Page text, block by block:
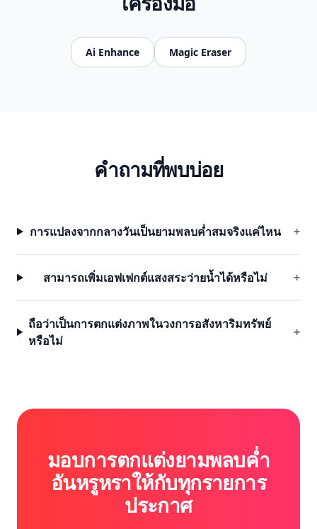
Ai Enhance Magic Eraser
คำถามที่พบบ่อย
การแปลงจากกลางวันเป็นยามพลบค่ำสมจริงแค่ไหน +
สามารถเพิ่มเอฟเฟกต์แสงสระว่ายน้ำได้หรือไม่ +
ถือว่าเป็นการตกแต่งภาพในวงการอสังหาริมทรัพย์
หรือไม่
+
มอบการตกแต่งยามพลบค่ำ
อันหรูหราให้กับทุกรายการ
ประกาศ